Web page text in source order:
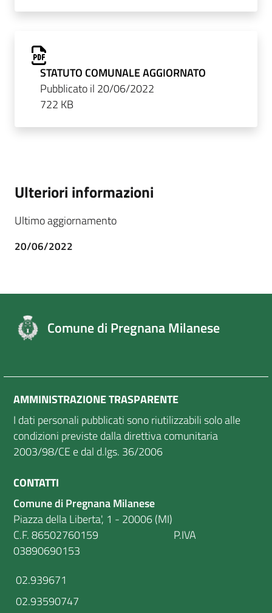
STATUTO COMUNALE AGGIORNATO
Pubblicato il 20/06/2022
722 KB
Ulteriori informazioni
Ultimo aggiornamento
20/06/2022
Comune di Pregnana Milanese
AMMINISTRAZIONE TRASPARENTE
I dati personali pubblicati sono riutilizzabili solo alle
condizioni previste dalla direttiva comunitaria
2003/98/CE e dal d.lgs. 36/2006
CONTATTI
Comune di Pregnana Milanese
Piazza della Liberta', 1 - 20006 (MI)
C.F. 86502760159 P.IVA
03890690153
02.939671
02.93590747